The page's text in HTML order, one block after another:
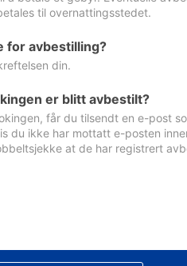
til overnattingsstedet.
for avbestilling?
din.
er blitt avbestilt?
får du tilsendt en e-post
du ikke har mottatt e-posten
at de har registrert